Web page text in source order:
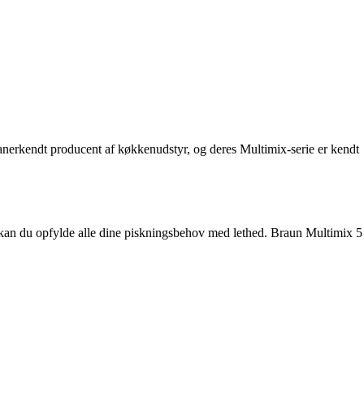
producent af køkkenudstyr, og deres Multimix-serie er kendt
du opfylde alle dine piskningsbehov med lethed. Braun Multimix 5